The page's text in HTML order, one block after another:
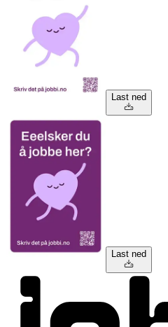
Last ned
Last ned